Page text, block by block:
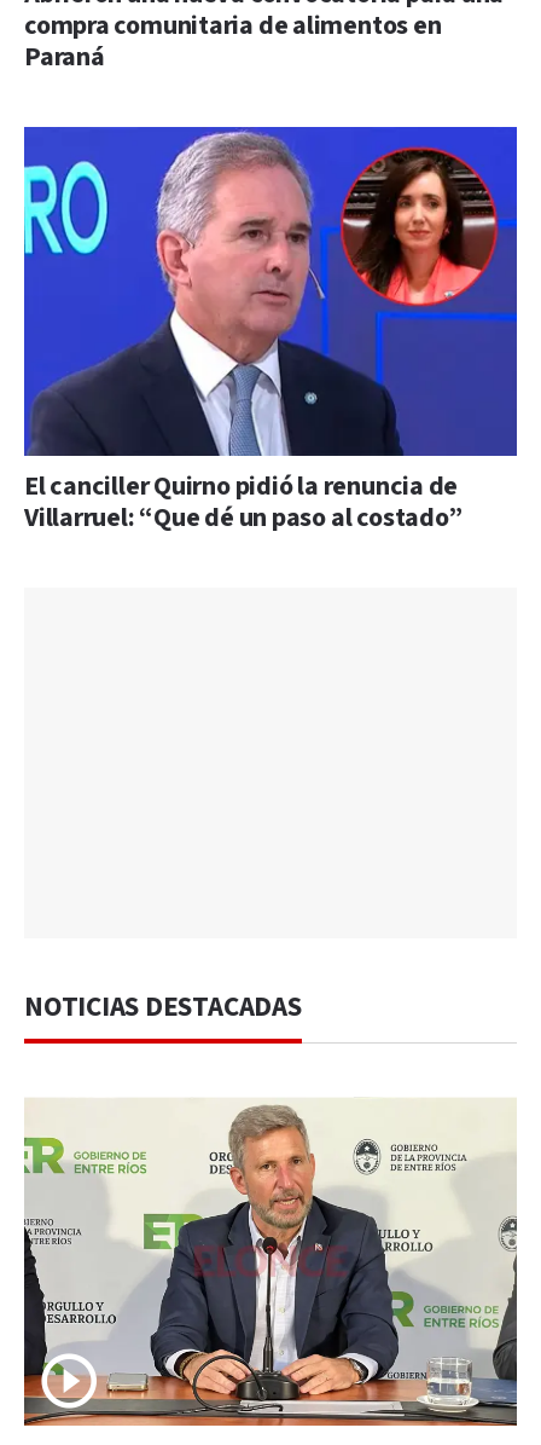
compra comunitaria de alimentos en
Paraná
El canciller Quirno pidió la renuncia de
Villarruel: “Que dé un paso al costado”
NOTICIAS DESTACADAS